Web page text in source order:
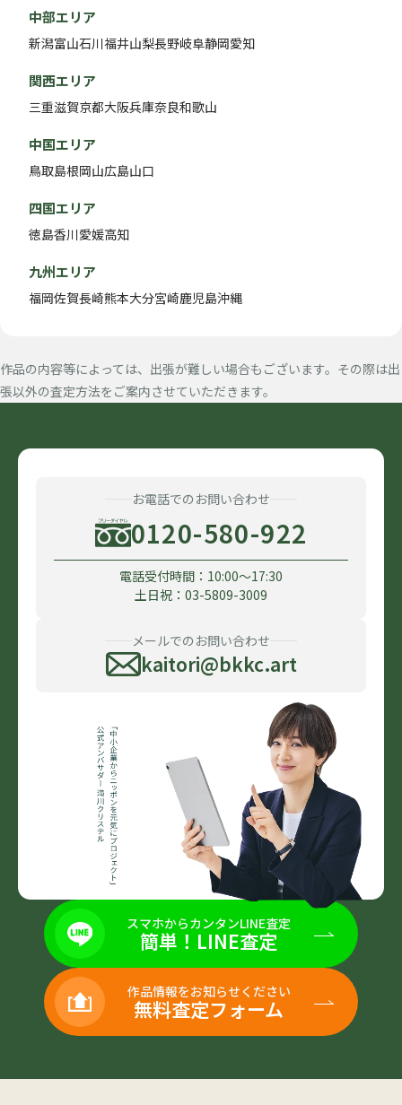
中部エリア
新潟富山石川福井山梨長野岐阜静岡愛知
関西エリア
三重滋賀京都大阪兵庫奈良和歌山
中国エリア
鳥取島根岡山広島山口
四国エリア
徳島香川愛媛高知
九州エリア
福岡佐賀長崎熊本大分宮崎鹿児島沖縄
作品の内容等によっては、出張が難しい場合もございます。その際は出
張以外の査定方法をご案内させていただきます。
お電話でのお問い合わせ
0120-580-922
電話受付時間：10:00〜17:30
土日祝：03-5809-3009
メールでのお問い合わせ
kaitori@bkkc.art
スマホからカンタンLINE査定
簡単！LINE査定
作品情報をお知らせください
無料査定フォーム